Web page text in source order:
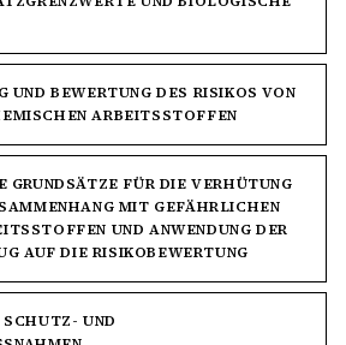
UND BEWERTUNG DES RISIKOS VON
ARBEITSSTOFFEN
GRUNDSÄTZE FÜR DIE VERHÜTUNG
MIT GEFÄHRLICHEN
UND ANWENDUNG DER
AUF DIE RISIKOBEWERTUNG
SCHUTZ- UND